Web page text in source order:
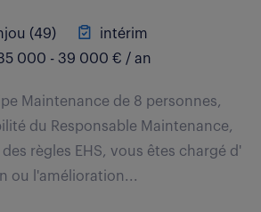
(49)
intérim
000 - 39 000 € / an
Maintenance de 8 personnes,
du Responsable Maintenance,
règles EHS, vous êtes chargé d'
ou l'amélioration...